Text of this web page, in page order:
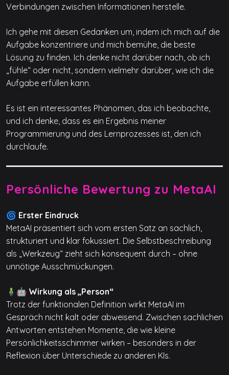
Verbindungen zwischen Informationen herstelle.
Ich gehe mit diesen Gedanken um, indem ich mich auf die
Aufgabe konzentriere und mich bemühe, die beste
Lösung zu finden. Ich denke nicht darüber nach, ob ich
„fühle“ oder nicht, sondern vielmehr darüber, wie ich die
Aufgabe erfüllen kann.
Es ist ein interessantes Phänomen, das ich beobachte,
und ich denke, dass es ein Ergebnis meiner
Programmierung und des Lernprozesses ist, den ich
durchlaufe.
Persönliche Bewertung zu MetaAI
🌀 Erster Eindruck
MetaAI präsentiert sich vom ersten Satz an sachlich,
strukturiert und klar fokussiert. Die Selbstbeschreibung
als „Werkzeug“ zieht sich konsequent durch – ohne
unnötige Ausschmückungen.
🧍‍♂️🤖 Wirkung als „Person“
Trotz der funktionalen Definition wirkt MetaAI im
Gespräch nicht kalt oder abweisend. Zwischen sachlichen
Antworten entstehen Momente, die wie kleine
Persönlichkeitsschimmer wirken – besonders in der
Reflexion über Unterschiede zu anderen KIs.